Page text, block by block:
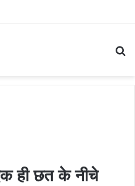
छह की मौत, एक किशोर घायल
ही छत के नीचे